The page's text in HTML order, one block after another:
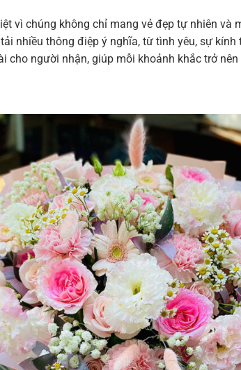
vì chúng không chỉ mang vẻ đẹp tự nhiên và
nhiều thông điệp ý nghĩa, từ tình yêu, sự
người nhận, giúp mỗi khoảnh khắc trở